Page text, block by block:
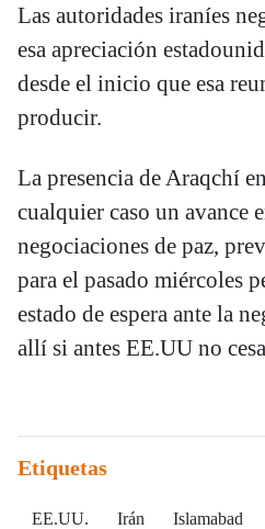
Las autoridades iraníes
esa apreciación
desde el inicio que esa
producir.
La presencia de Araqchí
cualquier caso un avance
negociaciones de paz,
para el pasado miércoles
estado de espera ante la
allí si antes EE.UU no
Etiquetas
EE.UU. Irán Islamabad